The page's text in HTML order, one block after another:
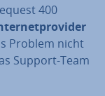
400
Problem nicht
Support-Team